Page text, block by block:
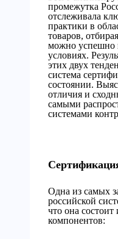
промежутка
отслеживала
практики в
товаров,
можно успешно
условиях.
этих двух
система
состоянии.
отличия и
самыми
системами
Одна из самых
российской
что она
компонентов: